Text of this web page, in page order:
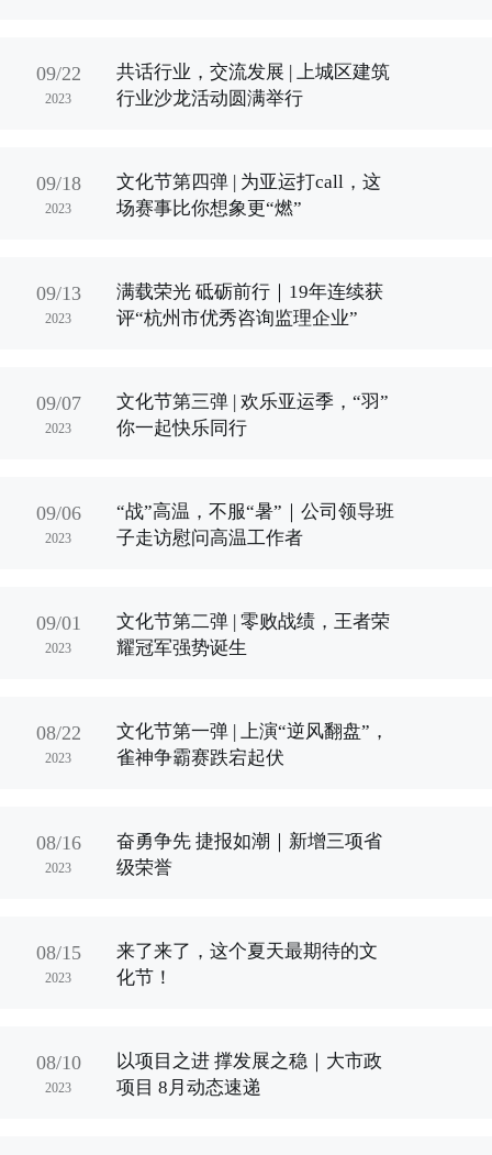
09/22
2023
共话行业，交流发展 | 上城区建筑
行业沙龙活动圆满举行
09/18
2023
文化节第四弹 | 为亚运打call，这
场赛事比你想象更“燃”
09/13
2023
满载荣光 砥砺前行｜19年连续获
评“杭州市优秀咨询监理企业”
09/07
2023
文化节第三弹 | 欢乐亚运季，“羽”
你一起快乐同行
09/06
2023
“战”高温，不服“暑”｜公司领导班
子走访慰问高温工作者
09/01
2023
文化节第二弹 | 零败战绩，王者荣
耀冠军强势诞生
08/22
2023
文化节第一弹 | 上演“逆风翻盘”，
雀神争霸赛跌宕起伏
08/16
2023
奋勇争先 捷报如潮｜新增三项省
级荣誉
08/15
2023
来了来了，这个夏天最期待的文
化节！
08/10
2023
以项目之进 撑发展之稳｜大市政
项目 8月动态速递